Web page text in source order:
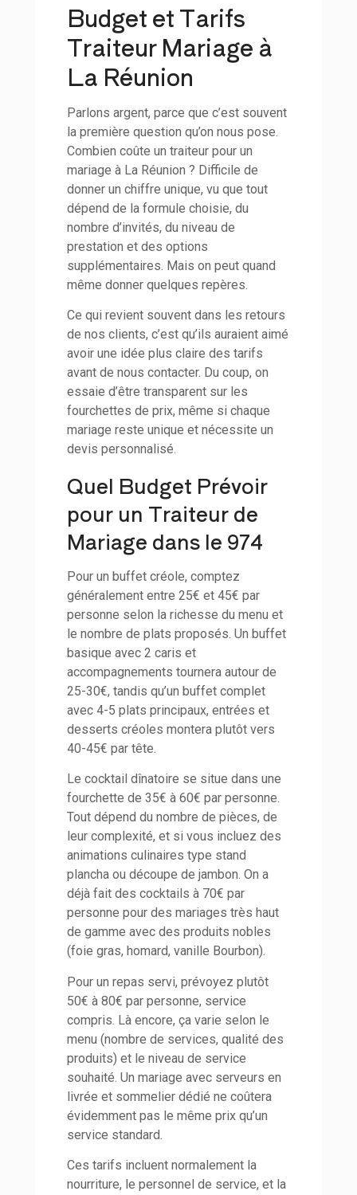
Budget et Tarifs
Traiteur Mariage à
La Réunion
Parlons argent, parce que c’est souvent
la première question qu’on nous pose.
Combien coûte un traiteur pour un
mariage à La Réunion ? Difficile de
donner un chiffre unique, vu que tout
dépend de la formule choisie, du
nombre d’invités, du niveau de
prestation et des options
supplémentaires. Mais on peut quand
même donner quelques repères.
Ce qui revient souvent dans les retours
de nos clients, c’est qu’ils auraient aimé
avoir une idée plus claire des tarifs
avant de nous contacter. Du coup, on
essaie d’être transparent sur les
fourchettes de prix, même si chaque
mariage reste unique et nécessite un
devis personnalisé.
Quel Budget Prévoir
pour un Traiteur de
Mariage dans le 974
Pour un buffet créole, comptez
généralement entre 25€ et 45€ par
personne selon la richesse du menu et
le nombre de plats proposés. Un buffet
basique avec 2 caris et
accompagnements tournera autour de
25-30€, tandis qu’un buffet complet
avec 4-5 plats principaux, entrées et
desserts créoles montera plutôt vers
40-45€ par tête.
Le cocktail dînatoire se situe dans une
fourchette de 35€ à 60€ par personne.
Tout dépend du nombre de pièces, de
leur complexité, et si vous incluez des
animations culinaires type stand
plancha ou découpe de jambon. On a
déjà fait des cocktails à 70€ par
personne pour des mariages très haut
de gamme avec des produits nobles
(foie gras, homard, vanille Bourbon).
Pour un repas servi, prévoyez plutôt
50€ à 80€ par personne, service
compris. Là encore, ça varie selon le
menu (nombre de services, qualité des
produits) et le niveau de service
souhaité. Un mariage avec serveurs en
livrée et sommelier dédié ne coûtera
évidemment pas le même prix qu’un
service standard.
Ces tarifs incluent normalement la
nourriture, le personnel de service, et la